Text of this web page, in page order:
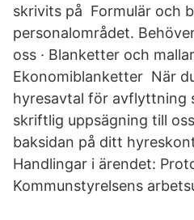
skrivits på Formulär och
personalområdet.
oss · Blanketter och
Ekonomiblanketter När
hyresavtal för avflyttning
skriftlig uppsägning till
baksidan på ditt
Handlingar i ärendet:
Kommunstyrelsens